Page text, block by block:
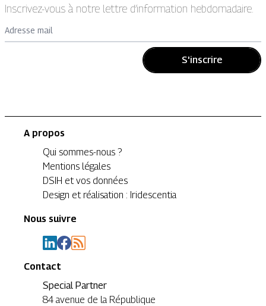
Inscrivez-vous à notre lettre d’information hebdomadaire.
Adresse mail
S'inscrire
A propos
Qui sommes-nous ?
Mentions légales
DSIH et vos données
Design et réalisation : Iridescentia
Nous suivre
Contact
Special Partner
84 avenue de la République